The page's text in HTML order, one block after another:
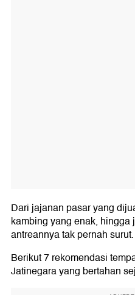
Dari jajanan pasar yang
kambing yang enak,
antreannya tak pernah surut.
Berikut 7 rekomendasi
Jatinegara yang bertahan